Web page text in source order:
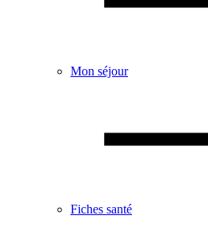
Mon séjour
Fiches santé